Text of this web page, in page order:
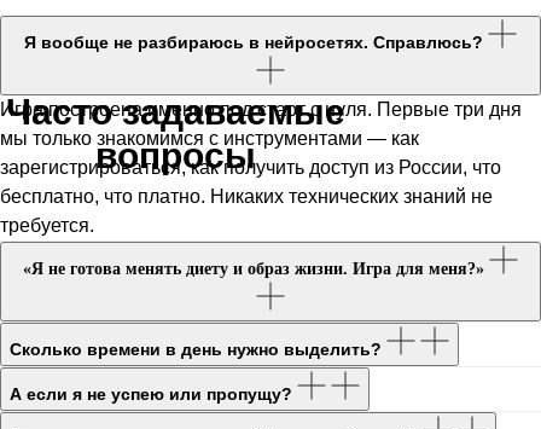
Часто задаваемые
вопросы
Я вообще не разбираюсь в нейросетях. Справлюсь?
Игра построена именно под старт с нуля. Первые три дня
мы только знакомимся с инструментами — как
зарегистрироваться, как получить доступ из России, что
бесплатно, что платно. Никаких технических знаний не
требуется.
«Я не готова менять диету и образ жизни. Игра для меня?»
Сколько времени в день нужно выделить?
А если я не успею или пропущу?